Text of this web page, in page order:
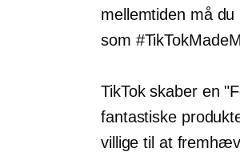
mellemtiden må
som
TikTok skaber en
fantastiske
villige til at